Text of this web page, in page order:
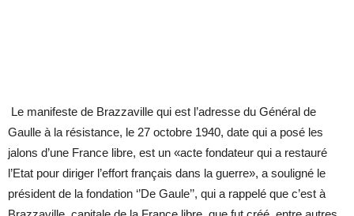
Le manifeste de Brazzaville qui est l’adresse du Général de
Gaulle à la résistance, le 27 octobre 1940, date qui a posé les
jalons d’une France libre, est un «acte fondateur qui a restauré
l’Etat pour diriger l’effort français dans la guerre», a souligné le
président de la fondation ‘’De Gaule’’, qui a rappelé que c’est à